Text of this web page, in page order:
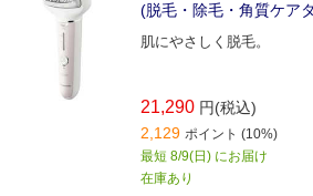
(脱毛・除毛・角質ケア
肌にやさしく脱毛。
21,290 円(税込)
2,129 ポイント (10%)
最短 8/9(日) にお届け
在庫あり